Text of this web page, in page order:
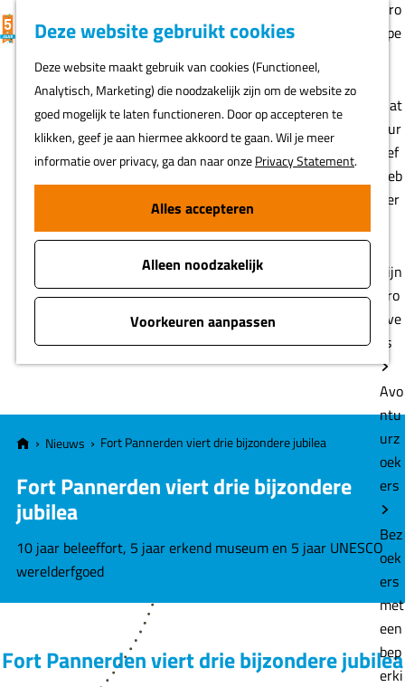
Deze website gebruikt cookies
Deze website maakt gebruik van cookies (Functioneel,
Analytisch, Marketing) die noodzakelijk zijn om de website zo
goed mogelijk te laten functioneren. Door op accepteren te
klikken, geef je aan hiermee akkoord te gaan. Wil je meer
informatie over privacy, ga dan naar onzePrivacy Statement.
Alles accepteren
Alleen noodzakelijk
Voorkeuren aanpassen
e
F
v
o
r
i
e
t
e
n
K
a
r
t
Z
e
k
e
n
MENU
Gro
epe
Nat
uur
lief
heb
ber
Fijn
pro
eve
rs
Avo
ntu
urz
oek
ers
Bez
oek
ers
met
een
bep
erki
Nieuws Fort Pannerden viert drie bijzondere jubilea
Fort Pannerden viert drie bijzondere
jubilea
10 jaar beleeffort, 5 jaar erkend museum en 5 jaar UNESCO
werelderfgoed
Fort Pannerden viert drie bijzondere jubilea